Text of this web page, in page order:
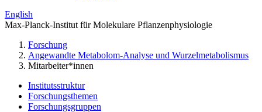
English
Max-Planck-Institut für Molekulare Pflanzenphysiologie
Forschung
Angewandte Metabolom-Analyse und Wurzelmetabolismus
Mitarbeiter*innen
Institutsstruktur
Forschungsthemen
Forschungsgruppen